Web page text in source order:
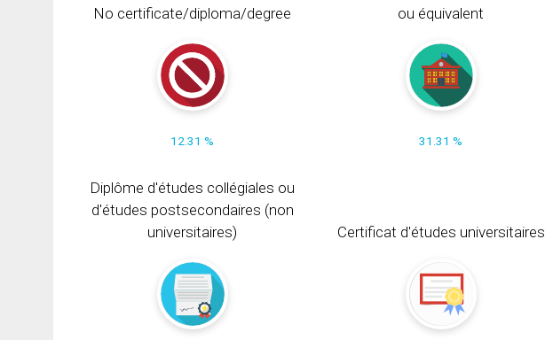
No certificate/diploma/degree
12.31 %
ou équivalent
31.31 %
Diplôme d'études collégiales ou
d'études postsecondaires (non
universitaires)
Certificat d'études universitaires